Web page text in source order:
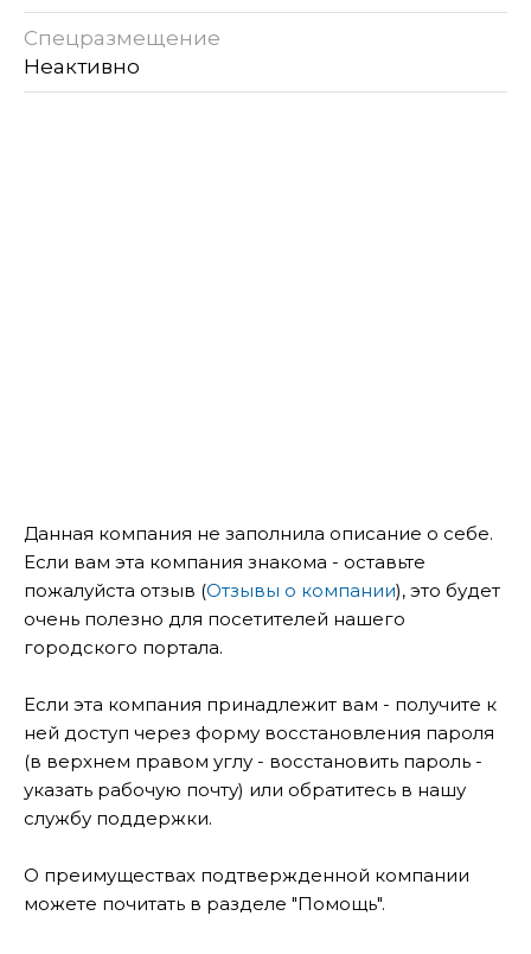
Спецразмещение
Неактивно
Данная компания не заполнила описание о себе.
Если вам эта компания знакома - оставьте
пожалуйста отзыв (Отзывы о компании), это будет
очень полезно для посетителей нашего
городского портала.
Если эта компания принадлежит вам - получите к
ней доступ через форму восстановления пароля
(в верхнем правом углу - восстановить пароль -
указать рабочую почту) или обратитесь в нашу
службу поддержки.
О преимуществах подтвержденной компании
можете почитать в разделе "Помощь".